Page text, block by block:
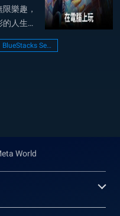
樂趣，
人生，
以前往
來下載模
，下載
BlueStacks Setup
World